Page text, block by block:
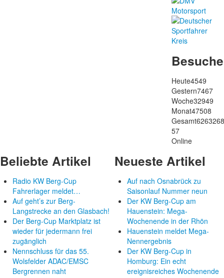
Heute4549
Gestern7467
Woche32949
Monat47508
Gesamt
57
Online
Beliebte Artikel
Radio KW Berg-Cup
Fahrerlager meldet…
Auf geht’s zur Berg-
Langstrecke an den Glasbach!
Der Berg-Cup Marktplatz ist
wieder für jedermann frei
zugänglich
Nennschluss für das 55.
Wolsfelder ADAC/EMSC
Bergrennen naht
Neueste Artikel
Auf nach Osnabrück zu
Saisonlauf Nummer neun
Der KW Berg-Cup am
Hauenstein: Mega-
Wochenende in der Rhön
Hauenstein meldet Mega-
Nennergebnis
Der KW Berg-Cup in
Homburg: Ein echt
ereignisreiches Wochenende